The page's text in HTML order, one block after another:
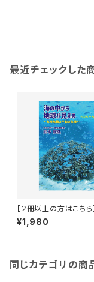
最近チェックした
【２冊以上の方はこち
年改訂版 海の中から地
える 気候危機と平和の
¥1,980
同じカテゴリの商